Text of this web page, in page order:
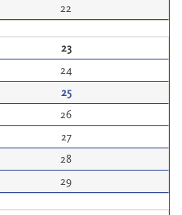
22
23
24
25
26
27
28
29